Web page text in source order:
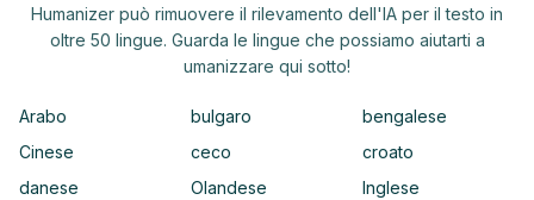
Humanizer può rimuovere il rilevamento dell'IA per il testo in
oltre 50 lingue. Guarda le lingue che possiamo aiutarti a
umanizzare qui sotto!
Arabo bulgaro
bengalese
Cinese
ceco
croato
danese
Olandese
Inglese